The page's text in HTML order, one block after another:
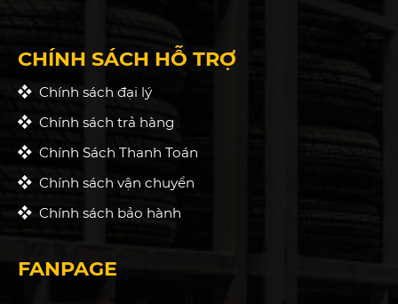
CHÍNH SÁCH HỖ TRỢ
Chính sách đại lý
Chính sách trả hàng
Chính Sách Thanh Toán
Chính sách vận chuyển
Chính sách bảo hành
FANPAGE